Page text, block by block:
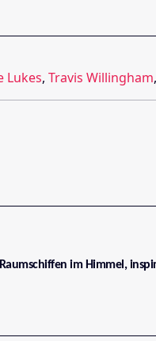
Lukes, Travis Willingham
im Himmel,